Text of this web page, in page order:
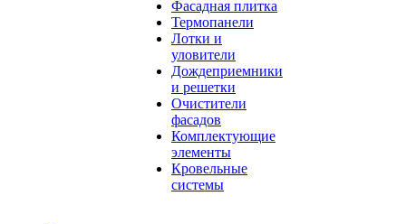
Фасадная плитка
Термопанели
Лотки и
уловители
Дождеприемники
и решетки
Очистители
фасадов
Комплектующие
элементы
Кровельные
системы